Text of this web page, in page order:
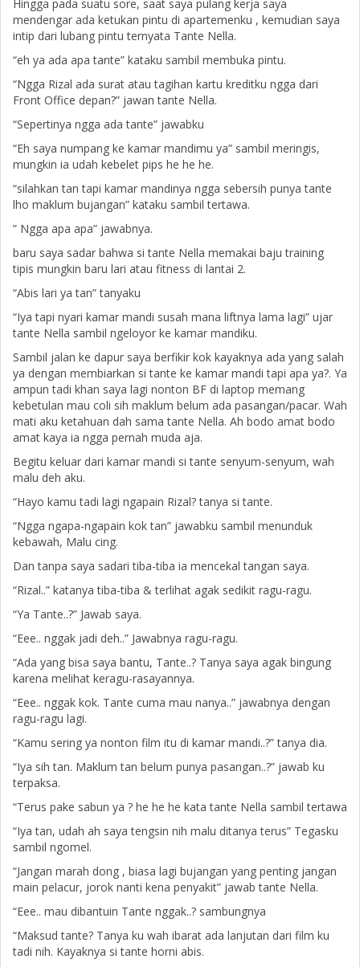
Hingga pada suatu sore, saat saya pulang kerja saya
mendengar ada ketukan pintu di apartemenku , kemudian saya
intip dari lubang pintu ternyata Tante Nella.
“eh ya ada apa tante” kataku sambil membuka pintu.
“Ngga Rizal ada surat atau tagihan kartu kreditku ngga dari
Front Office depan?” jawan tante Nella.
“Sepertinya ngga ada tante” jawabku
“Eh saya numpang ke kamar mandimu ya” sambil meringis,
mungkin ia udah kebelet pips he he he.
“silahkan tan tapi kamar mandinya ngga sebersih punya tante
lho maklum bujangan” kataku sambil tertawa.
” Ngga apa apa” jawabnya.
baru saya sadar bahwa si tante Nella memakai baju training
tipis mungkin baru lari atau fitness di lantai 2.
“Abis lari ya tan” tanyaku
“Iya tapi nyari kamar mandi susah mana liftnya lama lagi” ujar
tante Nella sambil ngeloyor ke kamar mandiku.
Sambil jalan ke dapur saya berfikir kok kayaknya ada yang salah
ya dengan membiarkan si tante ke kamar mandi tapi apa ya?. Ya
ampun tadi khan saya lagi nonton BF di laptop memang
kebetulan mau coli sih maklum belum ada pasangan/pacar. Wah
mati aku ketahuan dah sama tante Nella. Ah bodo amat bodo
amat kaya ia ngga pernah muda aja.
Begitu keluar dari kamar mandi si tante senyum-senyum, wah
malu deh aku.
“Hayo kamu tadi lagi ngapain Rizal? tanya si tante.
“Ngga ngapa-ngapain kok tan” jawabku sambil menunduk
kebawah, Malu cing.
Dan tanpa saya sadari tiba-tiba ia mencekal tangan saya.
“Rizal..” katanya tiba-tiba & terlihat agak sedikit ragu-ragu.
“Ya Tante..?” Jawab saya.
“Eee.. nggak jadi deh..” Jawabnya ragu-ragu.
“Ada yang bisa saya bantu, Tante..? Tanya saya agak bingung
karena melihat keragu-rasayannya.
“Eee.. nggak kok. Tante cuma mau nanya..” jawabnya dengan
ragu-ragu lagi.
“Kamu sering ya nonton film itu di kamar mandi..?” tanya dia.
“Iya sih tan. Maklum tan belum punya pasangan..?” jawab ku
terpaksa.
“Terus pake sabun ya ? he he he kata tante Nella sambil tertawa
“Iya tan, udah ah saya tengsin nih malu ditanya terus” Tegasku
sambil ngomel.
“Jangan marah dong , biasa lagi bujangan yang penting jangan
main pelacur, jorok nanti kena penyakit” jawab tante Nella.
“Eee.. mau dibantuin Tante nggak..? sambungnya
“Maksud tante? Tanya ku wah ibarat ada lanjutan dari film ku
tadi nih. Kayaknya si tante horni abis.